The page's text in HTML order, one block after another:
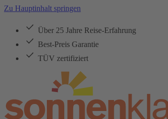
Zu Hauptinhalt springen
Über 25 Jahre Reise-Erfahrung
Best-Preis Garantie
TÜV zertifiziert